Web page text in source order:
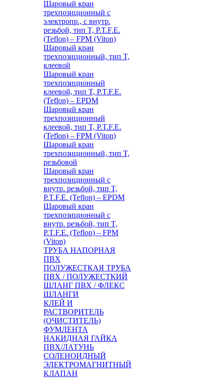
Шаровый кран
трехпозиционный с
электропр., с внутр.
резьбой, тип T, P.T.F.E.
(Teflon) – FPM (Viton)
Шаровый кран
трехпозиционный, тип T,
клеевой
Шаровый кран
трехпозиционный
клеевой, тип T, P.T.F.E.
(Teflon) – EPDM
Шаровый кран
трехпозиционный
клеевой, тип T, P.T.F.E.
(Teflon) – FPM (Viton)
Шаровый кран
трехпозиционный, тип T,
резьбовой
Шаровый кран
трехпозиционный с
внутр. резьбой, тип T,
P.T.F.E. (Teflon) – EPDM
Шаровый кран
трехпозиционный с
внутр. резьбой, тип T,
P.T.F.E. (Teflon) – FPM
(Viton)
ТРУБА НАПОРНАЯ
ПВХ
ПОЛУЖЕСТКАЯ ТРУБА
ПВХ / ПОЛУЖЕСТКИЙ
ШЛАНГ ПВХ / ФЛЕКС
ШЛАНГИ
КЛЕЙ И
РАСТВОРИТЕЛЬ
(ОЧИСТИТЕЛЬ)
ФУМЛЕНТА
НАКИДНАЯ ГАЙКА
ПВХ/ЛАТУНЬ
СОЛЕНОИДНЫЙ
ЭЛЕКТРОМАГНИТНЫЙ
КЛАПАН